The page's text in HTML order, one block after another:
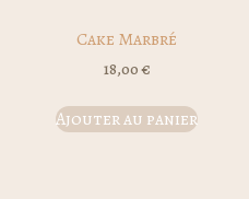
Cake Marbré
18,00€
Ajouter au panier